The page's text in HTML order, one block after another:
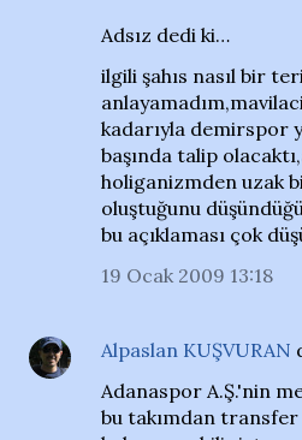
Adsız dedi ki…
ilgili şahıs nasıl bir
kadarıyla demirspor
başında talip
holiganizmden uzak
oluştuğunu
bu açıklaması çok
19 Ocak 2009 13:18
Alpaslan KUŞVURAN
Adanaspor A.Ş.'nin
bu takımdan transfer